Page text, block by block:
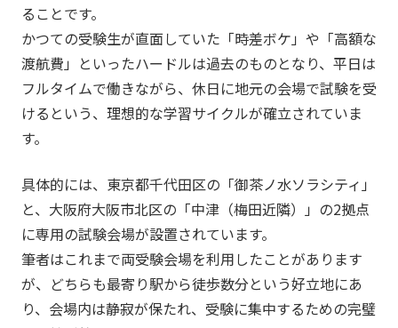
ることです。
かつての受験生が直面していた「時差ボケ」や「高額な
渡航費」といったハードルは過去のものとなり、平日は
フルタイムで働きながら、休日に地元の会場で試験を受
けるという、理想的な学習サイクルが確立されていま
す。
具体的には、東京都千代田区の「御茶ノ水ソラシティ」
と、大阪府大阪市北区の「中津（梅田近隣）」の2拠点
に専用の試験会場が設置されています。
筆者はこれまで両受験会場を利用したことがあります
が、どちらも最寄り駅から徒歩数分という好立地にあ
り、会場内は静寂が保たれ、受験に集中するための完璧